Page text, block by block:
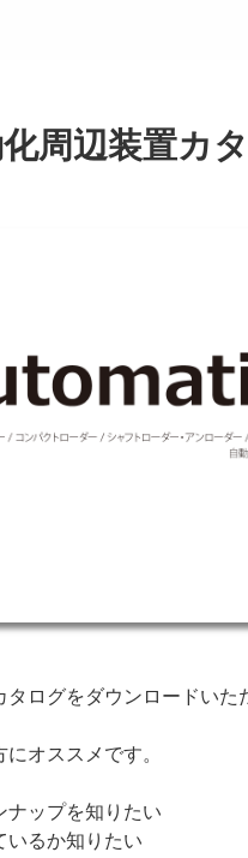
周辺装置カ
ログをダウンロードいた
オススメです。
ナップを知りたい
いるか知りたい